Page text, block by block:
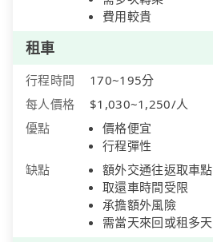
費用較貴
租車
行程時間
170~195分
每人價格
$1,030~1,250/人
優點
價格便宜
行程彈性
缺點
額外交通往返取車點
取還車時間受限
承擔額外風險
需當天來回或租多天